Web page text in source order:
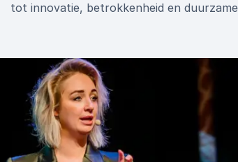
tot innovatie, betrokkenheid en